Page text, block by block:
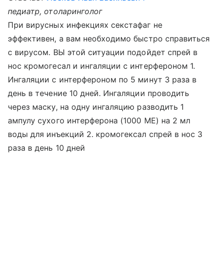
педиатр, отоларинголог
При вирусных инфекциях секстафаг не
эффективен, а вам необходимо быстро справиться
с вирусом. ВЫ этой ситуации подойдет спрей в
нос кромогесал и ингаляции с интерфероном 1.
Ингаляции с интерфероном по 5 минут 3 раза в
день в течение 10 дней. Ингаляции проводить
через маску, на одну ингаляцию разводить 1
ампулу сухого интерферона (1000 МЕ) на 2 мл
воды для инъекций 2. кромогексал спрей в нос 3
раза в день 10 дней